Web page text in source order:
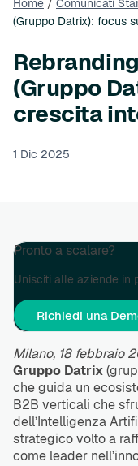
Home / Comunicati
(Gruppo Datrix): focus
(Gruppo
crescita
1 Dic 2025
Pronto a scalare?
Unisciti alle aziende in
Richiedi una
Milano, 18 febbraio
Gruppo Datrix
che guida un
B2B verticali che
dell’Intelligenza
strategico volto a
come leader